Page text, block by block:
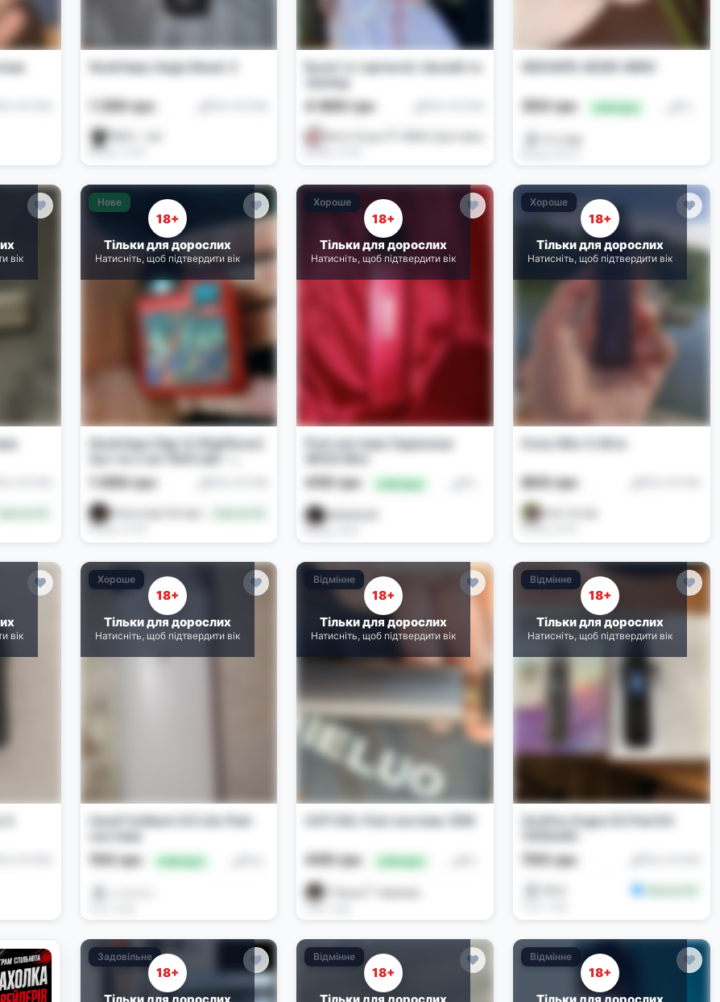
GeekVape Aegis Boost 3
1 250 грн
Вчора, 12:06
Букет із гортензії, півоній та
троянд
4 900 грн
Вчора, 01:09
GEEVAPE AEGIS HERO
350 грн 🔥 Вигідно
вік
Нове
18+
Тільки для дорослих
Натисніть, щоб підтвердити вік
GeekVape Digi-Q (Digiflavor)
Samurai Red
1 000 грн
Вчора, 22:09
Хороше
18+
Тільки для дорослих
Натисніть, щоб підтвердити вік
Pod-система Vaporesso
450 грн 🔥 Вигідно
Вчора, 19:07
Хороше
18+
Тільки для дорослих
Натисніть, щоб підтвердити вік
Oxva Xlim 3 Ultra
800 грн
Вчора, 16:04
вік
Хороше
18+
Тільки для дорослих
Натисніть, щоб підтвердити вік
Uwell Caliburn G3 Lite Pod-
150 грн 🔥 Вигідно
Відмінне
18+
Тільки для дорослих
Натисніть, щоб підтвердити вік
UVP SOL Pod-система 35W
400 грн 🔥 Вигідно
2 дн. тому
Відмінне
18+
Тільки для дорослих
Натисніть, щоб підтвердити вік
VooPoo Argus G3 Pod Kit
700 грн
Задовільне
18+
Тільки для дорослих
Відмінне
18+
Тільки для дорослих
Відмінне
18+
Тільки для дорослих